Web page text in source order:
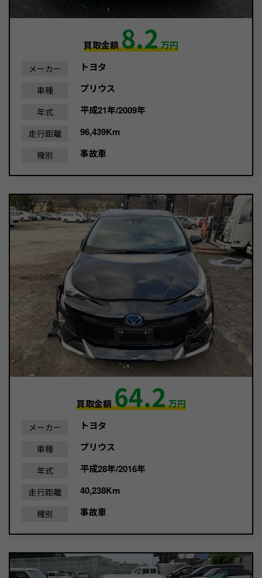
買取金額8.2万円
メーカー トヨタ
車種 プリウス
年式 平成21年/2009年
走行距離 96,439Km
種別 事故車
買取金額64.2万円
メーカー トヨタ
車種 プリウス
年式 平成28年/2016年
走行距離 40,238Km
種別 事故車